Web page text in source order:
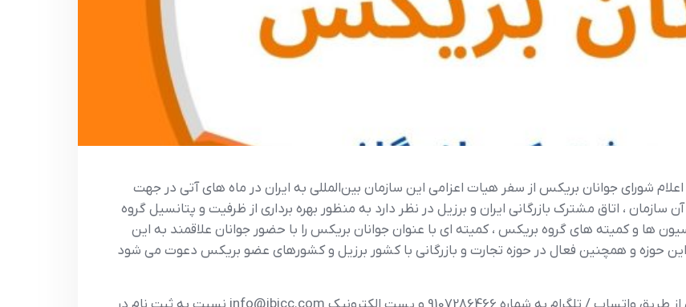
شورای جوانان بریکس از سفر هیات اعزامی این سازمان بین‌المللی به ایران در ماه های آتی در جهت
سازمان ، اتاق مشترک بازرگانی ایران و برزیل در نظر دارد به منظور بهره برداری از ظرفیت و پتانسیل گروه
ها و کمیته های گروه بریکس ، کمیته ای با عنوان جوانان بریکس را با حضور جوانان علاقمند به این
حوزه و همچنین فعال در حوزه تجارت و بازرگانی با کشور برزیل و کشورهای عضو بریکس دعوت می شود